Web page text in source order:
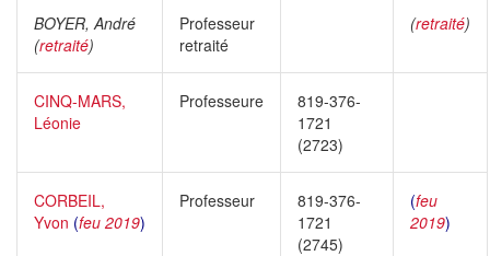
BOYER, André
(retraité)
Professeur
retraité
(retraité)
CINQ-MARS,
Léonie
Professeure
819-376-
1721
(2723)
CORBEIL,
Yvon (feu 2019)
Professeur
819-376-
1721
(2745)
(feu
2019)